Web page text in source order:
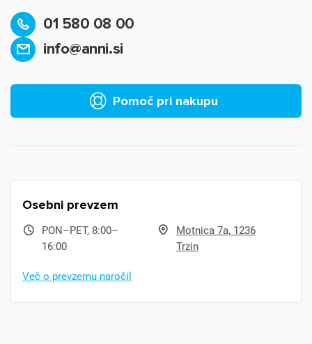
01 580 08 00
info@anni.si
Pomoč pri nakupu
Osebni prevzem
PON–PET, 8:00–
16:00
Motnica 7a, 1236
Trzin
Več o prevzemu naročil
Prijava
Za dodajanje na seznam želja morate biti prijavljeni.